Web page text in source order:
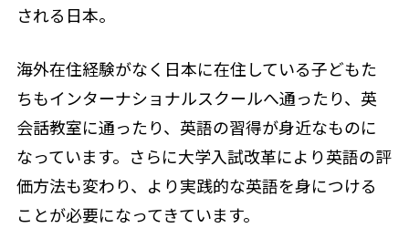
される日本。
海外在住経験がなく日本に在住している子どもた
ちもインターナショナルスクールへ通ったり、英
会話教室に通ったり、英語の習得が身近なものに
なっています。さらに大学入試改革により英語の評
価方法も変わり、より実践的な英語を身につける
ことが必要になってきています。